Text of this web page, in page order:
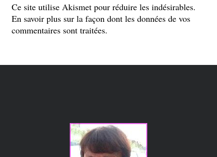
Ce site utilise Akismet pour réduire les indésirables.
En savoir plus sur la façon dont les données de vos
commentaires sont traitées.